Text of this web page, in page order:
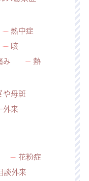
熱中症
咳
み 熱
や母斑
外来
花粉症
談外来